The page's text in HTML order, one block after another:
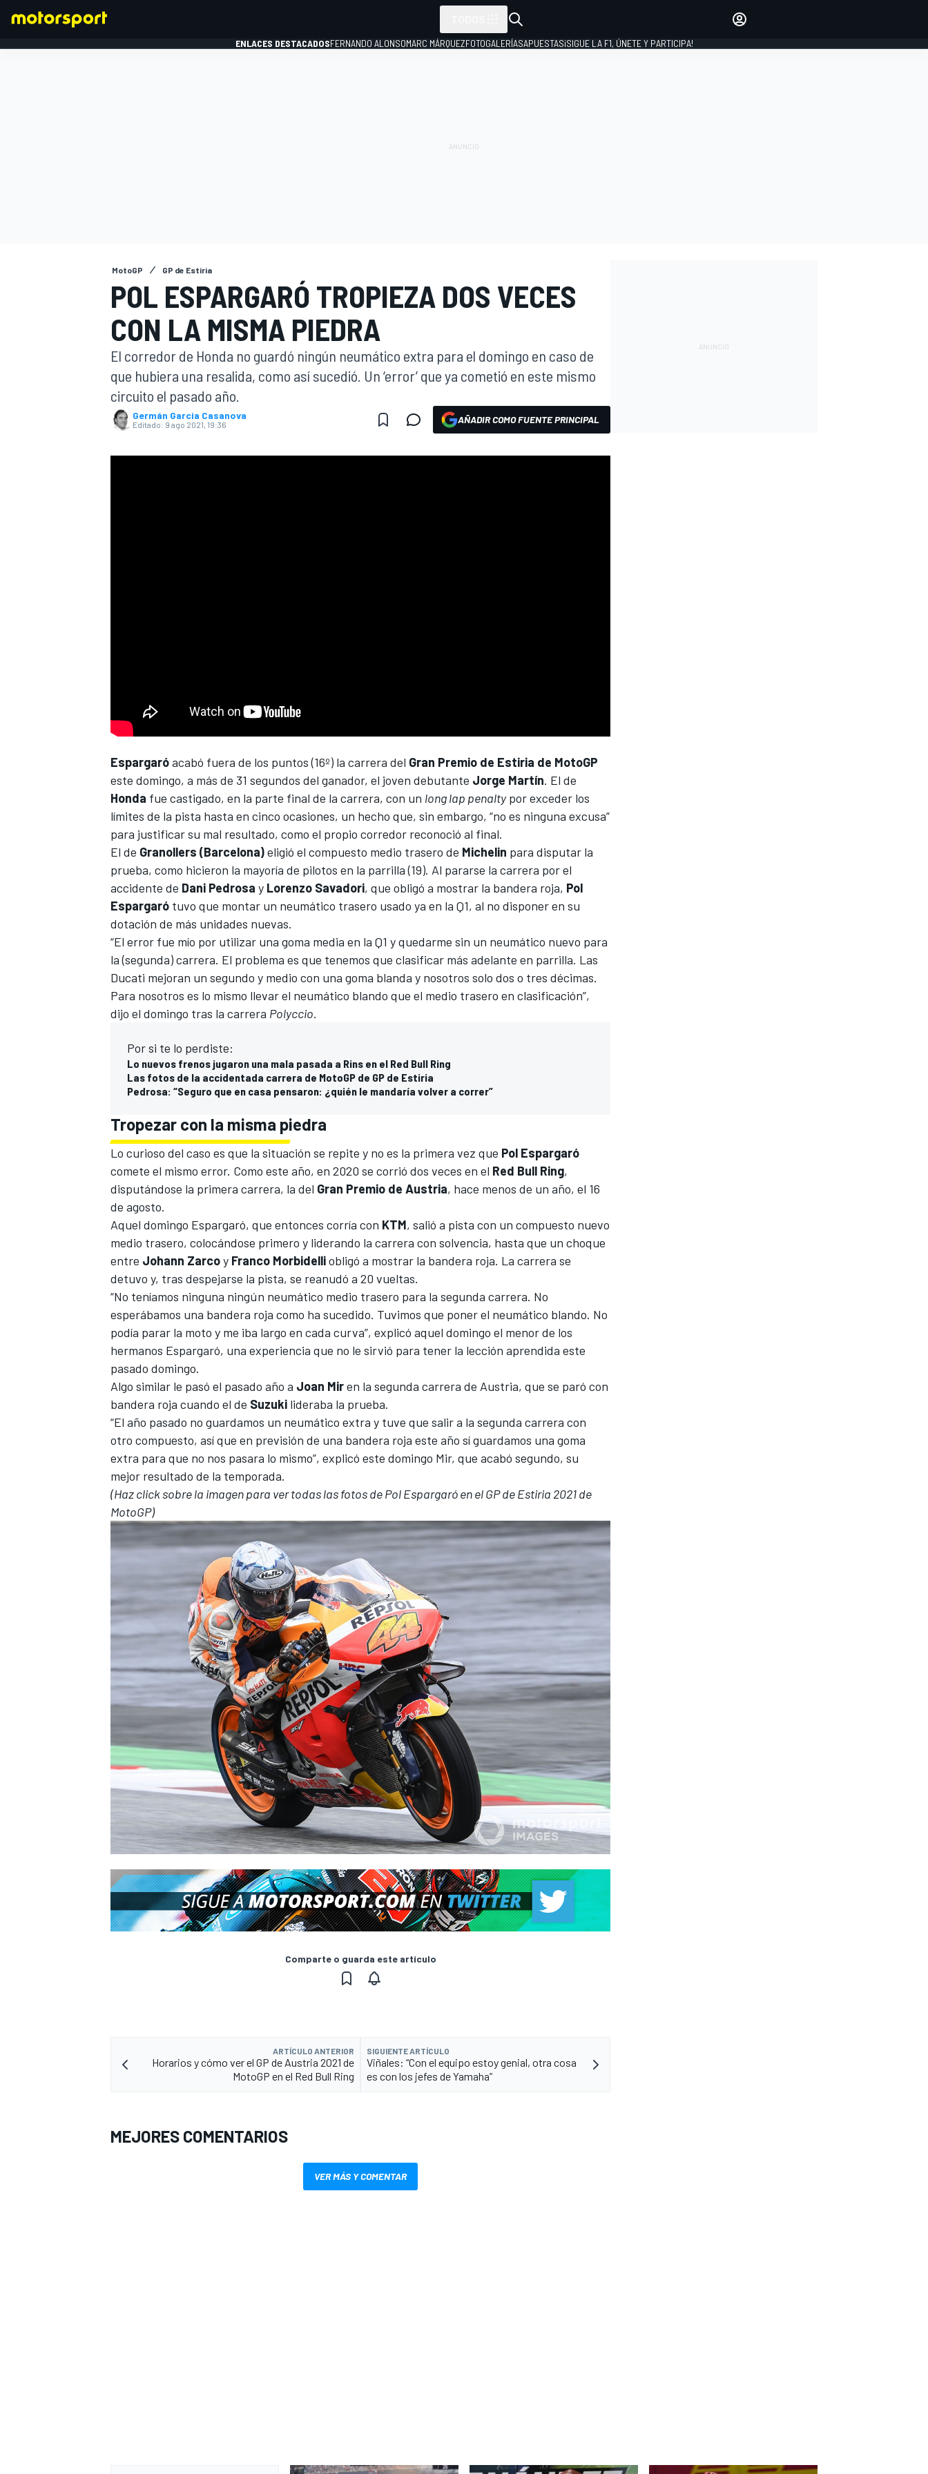
MÁS CATEGORÍAS
ENLACES DESTACADOSFERNANDO ALONSOMARC MÁRQUEZFOTOGALERÍASAPUESTAS¡SIGUE LA F1, ÚNETE Y PARTICIPA!
MotoGP GP de Estiria
POL ESPARGARÓ TROPIEZA DOS VECES
CON LA MISMA PIEDRA
El corredor de Honda no guardó ningún neumático extra para el domingo en caso de
que hubiera una resalida, como así sucedió. Un ‘error’ que ya cometió en este mismo
circuito el pasado año.
Germán Garcia Casanova
Editado: 9 ago 2021, 19:36 AÑADIR COMO FUENTE PRINCIPAL
Espargaróacabó fuera de los puntos (16º) la carrera del Gran Premio de Estiria de MotoGP
este domingo, a más de 31 segundos del ganador, el joven debutante Jorge Martín. El de
Honda fue castigado, en la parte final de la carrera, con un long lap penaltypor exceder los
límites de la pista hasta en cinco ocasiones, un hecho que, sin embargo, “no es ninguna excusa”
para justificar su mal resultado, como el propio corredor reconoció al final.
El de Granollers (Barcelona)eligió el compuesto medio trasero de Michelin para disputar la
prueba, como hicieron la mayoría de pilotos en la parrilla (19). Al pararse la carrera por el
accidente de Dani Pedrosa y Lorenzo Savadori, que obligó a mostrar la bandera roja, Pol
Espargaró tuvo que montar un neumático trasero usado ya en la Q1, al no disponer en su
dotación de más unidades nuevas.
“El error fue mío por utilizar una goma media en la Q1 y quedarme sin un neumático nuevo para
la (segunda) carrera. El problema es que tenemos que clasificar más adelante en parrilla. Las
Ducati mejoran un segundo y medio con una goma blanda y nosotros solo dos o tres décimas.
Para nosotros es lo mismo llevar el neumático blando que el medio trasero en clasificación”,
dijo el domingo tras la carrera Polyccio.
Por si te lo perdiste:
Lo nuevos frenos jugaron una mala pasada a Rins en el Red Bull Ring
Las fotos de la accidentada carrera de MotoGP de GP de Estiria
Pedrosa: “Seguro que en casa pensaron: ¿quién le mandaría volver a correr”
Tropezar con la misma piedra
Lo curioso del caso es que la situación se repite y no es la primera vez que Pol Espargaró
comete el mismo error. Como este año, en 2020 se corrió dos veces en el Red Bull Ring,
disputándose la primera carrera, la del Gran Premio de Austria, hace menos de un año, el 16
de agosto.
Aquel domingo Espargaró, que entonces corría con KTM, salió a pista con un compuesto nuevo
medio trasero, colocándose primero y liderando la carrera con solvencia, hasta que un choque
entre Johann Zarcoy Franco Morbidelliobligó a mostrar la bandera roja. La carrera se
detuvo y, tras despejarse la pista, se reanudó a 20 vueltas.
“No teníamos ninguna ningún neumático medio trasero para la segunda carrera. No
esperábamos una bandera roja como ha sucedido. Tuvimos que poner el neumático blando. No
podía parar la moto y me iba largo en cada curva”, explicó aquel domingo el menor de los
hermanos Espargaró, una experiencia que no le sirvió para tener la lección aprendida este
pasado domingo.
Algo similar le pasó el pasado año a Joan Miren la segunda carrera de Austria, que se paró con
bandera roja cuando el de Suzuki lideraba la prueba.
“El año pasado no guardamos un neumático extra y tuve que salir a la segunda carrera con
otro compuesto, así que en previsión de una bandera roja este año sí guardamos una goma
extra para que no nos pasara lo mismo”, explicó este domingo Mir, que acabó segundo, su
mejor resultado de la temporada.
(Haz click sobre la imagen para ver todas las fotos de Pol Espargaró en el GP de Estiria 2021 de
MotoGP)
Comparte o guarda este artículo
ARTÍCULO ANTERIOR
Horarios y cómo ver el GP de Austria 2021 de
MotoGP en el Red Bull Ring
SIGUIENTE ARTÍCULO
Viñales: “Con el equipo estoy genial, otra cosa
es con los jefes de Yamaha”
MEJORES COMENTARIOS
VER MÁS Y COMENTAR